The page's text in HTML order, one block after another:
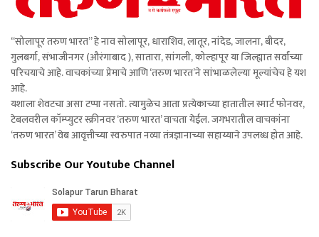
“सोलापूर तरुण भारत” हे नाव सोलापूर, धाराशिव, लातूर, नांदेड, जालना, बीदर,
गुलबर्गा, संभाजीनगर (औरंगाबाद ), सातारा, सांगली, कोल्हापूर या जिल्ह्यात सर्वांच्या
परिचयाचे आहे. वाचकांच्या प्रेमाचे आणि ‘तरुण भारत’ने सांभाळलेल्या मूल्यांचेच हे यश
आहे.
यशाला शेवटचा असा टप्पा नसतो. त्यामुळेच आता प्रत्येकाच्या हातातील स्मार्ट फोनवर,
टेबलवरील कॉम्प्युटर स्क्रीनवर ‘तरुण भारत’ वाचता येईल. जगभरातील वाचकांना
‘तरुण भारत’ वेब आवृत्तीच्या स्वरुपात नव्या तंत्रज्ञानाच्या सहाय्याने उपलब्ध होत आहे.
Subscribe Our Youtube Channel